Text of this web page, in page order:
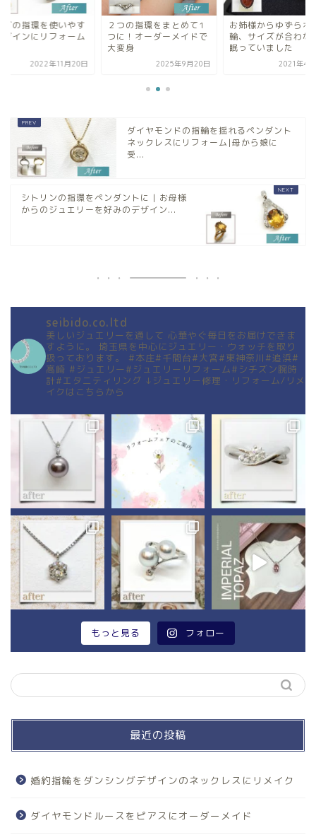
の指環をまとめて1
！オーダーメイドで
2025年9月20日
お姉様からゆずられた指
輪、サイズが合わなくて
眠っていました
2021年4月23日
サンゴの指環を使い
いデザインにリフォ
2022年11
ダイヤモンドの指輪を揺れるペンダント
ネックレスにリフォーム|母から娘に
受...
シトリンの指環をペンダントに | お母様
からのジュエリーを好みのデザイン...
seibido.co.ltd
美しいジュエリーを通して 心華やぐ毎日をお届けできま
すように。
埼玉県を中心にジュエリー・ウォッチを取り
扱っております。
#本庄#千間台#大宮#東神奈川#追浜#
高崎 #ジュエリー#ジュエリーリフォーム#シチズン腕時
計#エタニティリング ↓ジュエリー修理・リフォーム/リメ
イクはこちらから
もっと見る フォロー
最近の投稿
婚約指輪をダンシングデザインのネックレスにリメイク
ダイヤモンドルースをピアスにオーダーメイド